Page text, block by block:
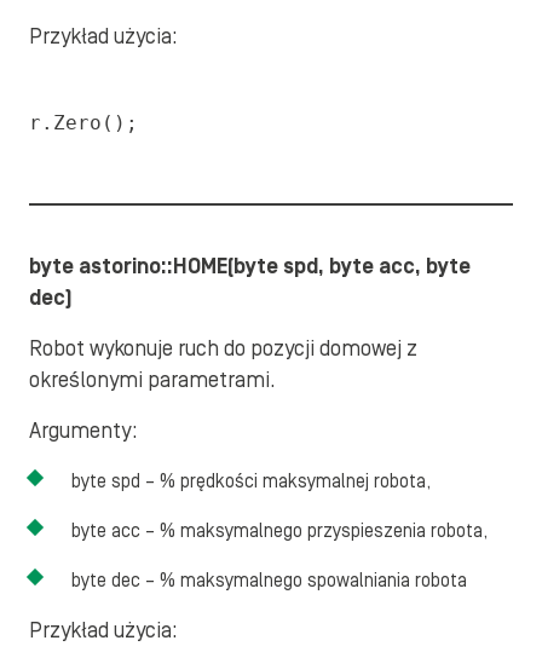
Przykład użycia:
r.Zero();
byte astorino::HOME(byte spd, byte acc, byte
dec)
Robot wykonuje ruch do pozycji domowej z
określonymi parametrami.
Argumenty:
byte spd – % prędkości maksymalnej robota,
byte acc – % maksymalnego przyspieszenia robota,
byte dec – % maksymalnego spowalniania robota
Przykład użycia: